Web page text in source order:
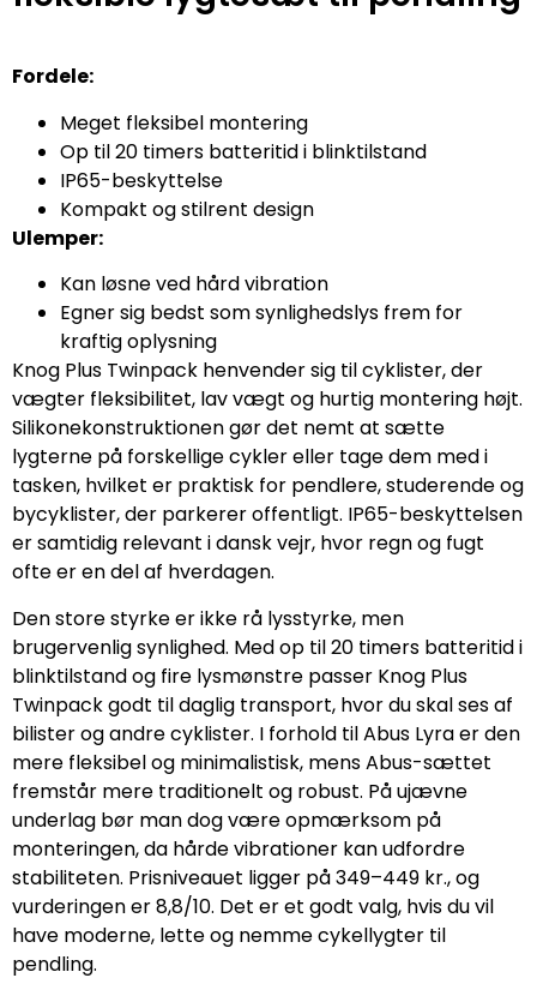
Fordele:
Meget fleksibel montering
Op til 20 timers batteritid i blinktilstand
IP65-beskyttelse
Kompakt og stilrent design
Ulemper:
Kan løsne ved hård vibration
Egner sig bedst som synlighedslys frem for
kraftig oplysning
Knog Plus Twinpack henvender sig til cyklister, der
vægter fleksibilitet, lav vægt og hurtig montering højt.
Silikonekonstruktionen gør det nemt at sætte
lygterne på forskellige cykler eller tage dem med i
tasken, hvilket er praktisk for pendlere, studerende og
bycyklister, der parkerer offentligt. IP65-beskyttelsen
er samtidig relevant i dansk vejr, hvor regn og fugt
ofte er en del af hverdagen.
Den store styrke er ikke rå lysstyrke, men
brugervenlig synlighed. Med op til 20 timers batteritid i
blinktilstand og fire lysmønstre passer Knog Plus
Twinpack godt til daglig transport, hvor du skal ses af
bilister og andre cyklister. I forhold til Abus Lyra er den
mere fleksibel og minimalistisk, mens Abus-sættet
fremstår mere traditionelt og robust. På ujævne
underlag bør man dog være opmærksom på
monteringen, da hårde vibrationer kan udfordre
stabiliteten. Prisniveauet ligger på 349–449 kr., og
vurderingen er 8,8/10. Det er et godt valg, hvis du vil
have moderne, lette og nemme cykellygter til
pendling.